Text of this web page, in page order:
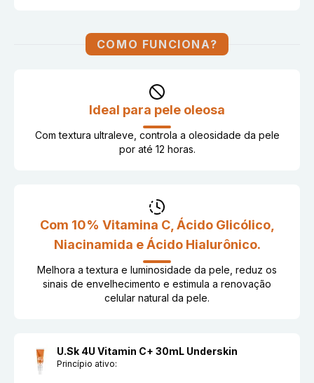
COMO FUNCIONA?
Ideal para pele oleosa
Com textura ultraleve, controla a oleosidade da pele
por até 12 horas.
Com 10% Vitamina C, Ácido Glicólico,
Niacinamida e Ácido Hialurônico.
Melhora a textura e luminosidade da pele, reduz os
sinais de envelhecimento e estimula a renovação
celular natural da pele.
U.Sk 4U Vitamin C+ 30mL Underskin
Princípio ativo: